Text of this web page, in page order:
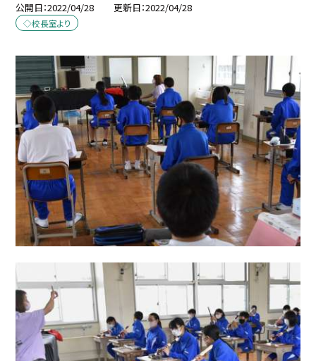
公開日 2022/04/28 更新日 2022/04/28
◇校長室より